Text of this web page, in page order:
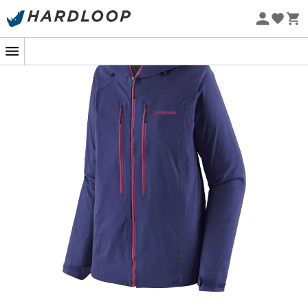
Øko-fremstillet
Designet og tænkt til skitouring,
Stormstride Jacket
mænd fra Patagonia
vil følge dig på alle
dine alpine eventyr. Denne vandtætte skijakke beskytter
dig perfekt mod regn, sne eller andre dårlige vejrforhold.